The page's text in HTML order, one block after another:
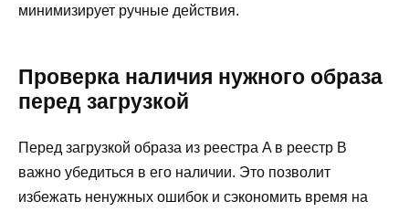
минимизирует ручные действия.
Проверка наличия нужного образа
перед загрузкой
Перед загрузкой образа из реестра A в реестр B
важно убедиться в его наличии. Это позволит
избежать ненужных ошибок и сэкономить время на